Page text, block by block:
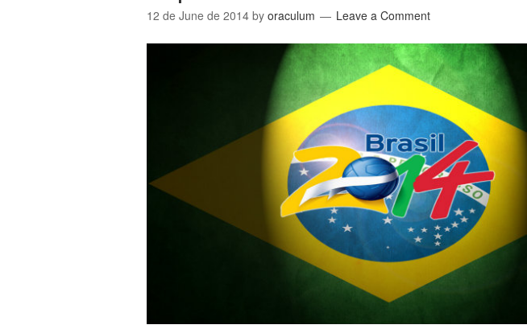
12 de June de 2014 by oraculum Leave a Comment